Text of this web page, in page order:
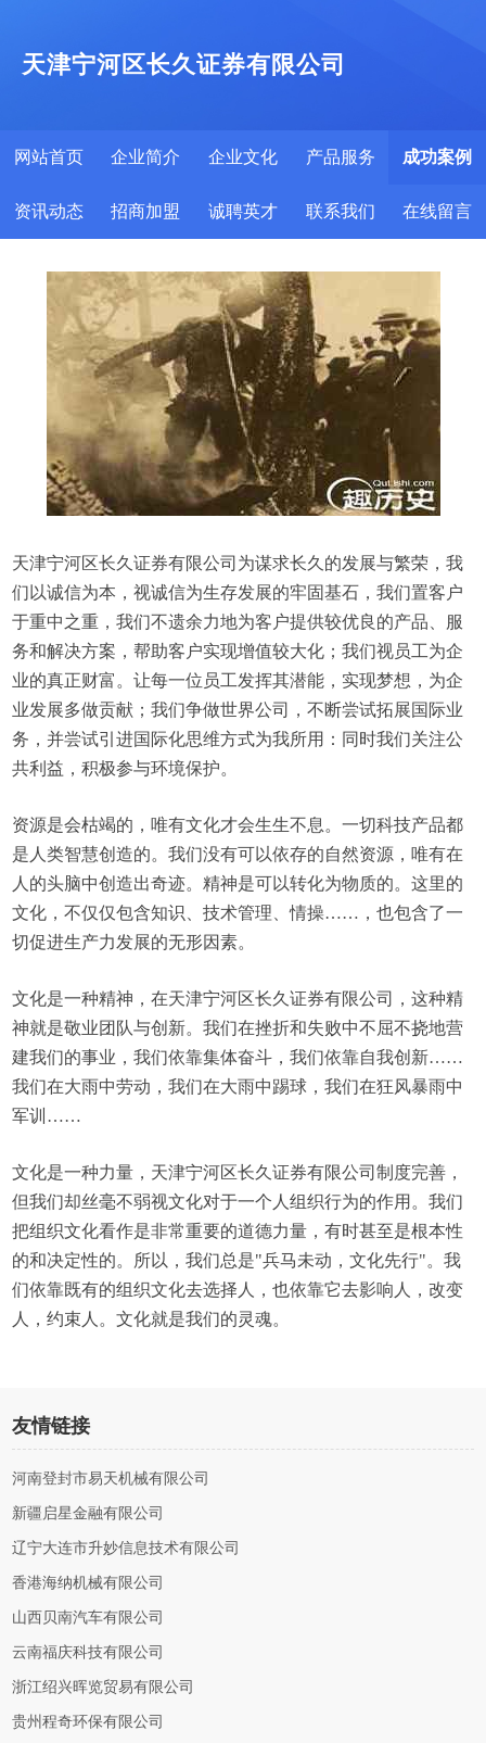
天津宁河区长久证券有限公司
网站首页 企业简介 企业文化 产品服务 成功案例
资讯动态 招商加盟 诚聘英才 联系我们 在线留言
天津宁河区长久证券有限公司为谋求长久的发展与繁荣，我
们以诚信为本，视诚信为生存发展的牢固基石，我们置客户
于重中之重，我们不遗余力地为客户提供较优良的产品、服
务和解决方案，帮助客户实现增值较大化；我们视员工为企
业的真正财富。让每一位员工发挥其潜能，实现梦想，为企
业发展多做贡献；我们争做世界公司，不断尝试拓展国际业
务，并尝试引进国际化思维方式为我所用：同时我们关注公
共利益，积极参与环境保护。
资源是会枯竭的，唯有文化才会生生不息。一切科技产品都
是人类智慧创造的。我们没有可以依存的自然资源，唯有在
人的头脑中创造出奇迹。精神是可以转化为物质的。这里的
文化，不仅仅包含知识、技术管理、情操……，也包含了一
切促进生产力发展的无形因素。
文化是一种精神，在天津宁河区长久证券有限公司，这种精
神就是敬业团队与创新。我们在挫折和失败中不屈不挠地营
建我们的事业，我们依靠集体奋斗，我们依靠自我创新……
我们在大雨中劳动，我们在大雨中踢球，我们在狂风暴雨中
军训……
文化是一种力量，天津宁河区长久证券有限公司制度完善，
但我们却丝毫不弱视文化对于一个人组织行为的作用。我们
把组织文化看作是非常重要的道德力量，有时甚至是根本性
的和决定性的。所以，我们总是"兵马未动，文化先行"。我
们依靠既有的组织文化去选择人，也依靠它去影响人，改变
人，约束人。文化就是我们的灵魂。
友情链接
河南登封市易天机械有限公司
新疆启星金融有限公司
辽宁大连市升妙信息技术有限公司
香港海纳机械有限公司
山西贝南汽车有限公司
云南福庆科技有限公司
浙江绍兴晖览贸易有限公司
贵州程奇环保有限公司